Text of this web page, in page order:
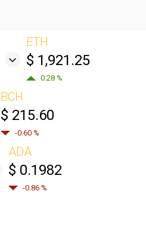
ETH
$ 1,921.25
BCH
$ 215.60
-0.60 %
ADA
$ 0.1982